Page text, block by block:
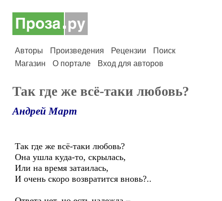
Авторы Произведения Рецензии
Поиск
Магазин
О портале Вход для авторов
Так где же всё-таки любовь?
Андрей Март
Так где же всё-таки любовь?
Она ушла куда-то, скрылась,
Или на время затаилась,
И очень скоро возвратится вновь?..